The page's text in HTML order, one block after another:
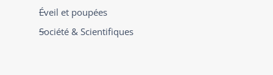
Éveil et poupées
Société & Scientifiques